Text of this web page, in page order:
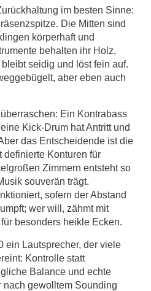
im besten Sinne:
Die Mitten sind
körperhaft und
behalten ihr Holz,
seidig und löst fein auf.
aber eben auch
Ein Kontrabass
Kick-Drum hat Antritt und
das Entscheidende ist die
definierte Konturen für
Zimmern entsteht so
souverän trägt.
sofern der Abstand
wer will, zähmt mit
besonders heikle Ecken.
ein Lautsprecher, der viele
Kontrolle statt
Balance und echte
nach gewolltem Sounding